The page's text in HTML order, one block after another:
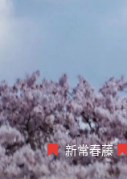
新常春藤